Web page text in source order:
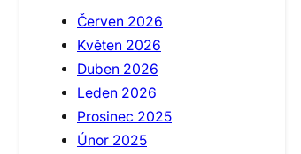
Červen 2026
Květen 2026
Duben 2026
Leden 2026
Prosinec 2025
Únor 2025